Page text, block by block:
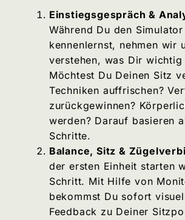
Einstiegsgespräch &
Während Du den Simulator
kennenlernst, nehmen wir
verstehen, was Dir wichtig
Möchtest Du Deinen Sitz
Techniken auffrischen?
zurückgewinnen?
werden? Darauf basieren
Schritte.
Balance, Sitz &
der ersten Einheit starten
Schritt. Mit Hilfe von
bekommst Du sofort
Feedback zu Deiner